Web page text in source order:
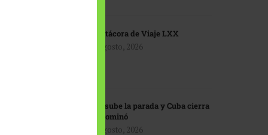
Bitácora de Viaje LXX
3 agosto, 2026
EU sube la parada y Cuba cierra
el dominó
3 agosto, 2026